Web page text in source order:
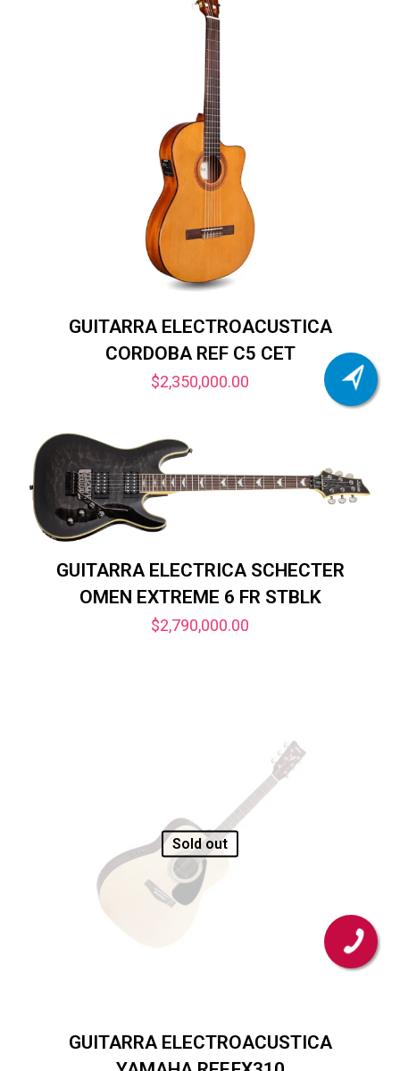
GUITARRA ELECTROACUSTICA
CORDOBA REF C5 CET
$2,350,000.00
GUITARRA ELECTRICA SCHECTER
OMEN EXTREME 6 FR STBLK
$2,790,000.00
Sold out
GUITARRA ELECTROACUSTICA